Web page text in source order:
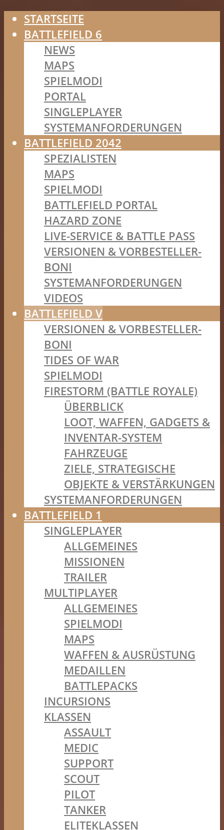
STARTSEITE
BATTLEFIELD 6
NEWS
MAPS
SPIELMODI
PORTAL
SINGLEPLAYER
SYSTEMANFORDERUNGEN
BATTLEFIELD 2042
SPEZIALISTEN
MAPS
SPIELMODI
BATTLEFIELD PORTAL
HAZARD ZONE
LIVE-SERVICE & BATTLE PASS
VERSIONEN & VORBESTELLER-
BONI
SYSTEMANFORDERUNGEN
VIDEOS
BATTLEFIELD V
VERSIONEN & VORBESTELLER-
BONI
TIDES OF WAR
SPIELMODI
FIRESTORM (BATTLE ROYALE)
ÜBERBLICK
LOOT, WAFFEN, GADGETS &
INVENTAR-SYSTEM
FAHRZEUGE
ZIELE, STRATEGISCHE
OBJEKTE & VERSTÄRKUNGEN
SYSTEMANFORDERUNGEN
BATTLEFIELD 1
SINGLEPLAYER
ALLGEMEINES
MISSIONEN
TRAILER
MULTIPLAYER
ALLGEMEINES
SPIELMODI
MAPS
WAFFEN & AUSRÜSTUNG
MEDAILLEN
BATTLEPACKS
INCURSIONS
KLASSEN
ASSAULT
MEDIC
SUPPORT
SCOUT
PILOT
TANKER
ELITEKLASSEN